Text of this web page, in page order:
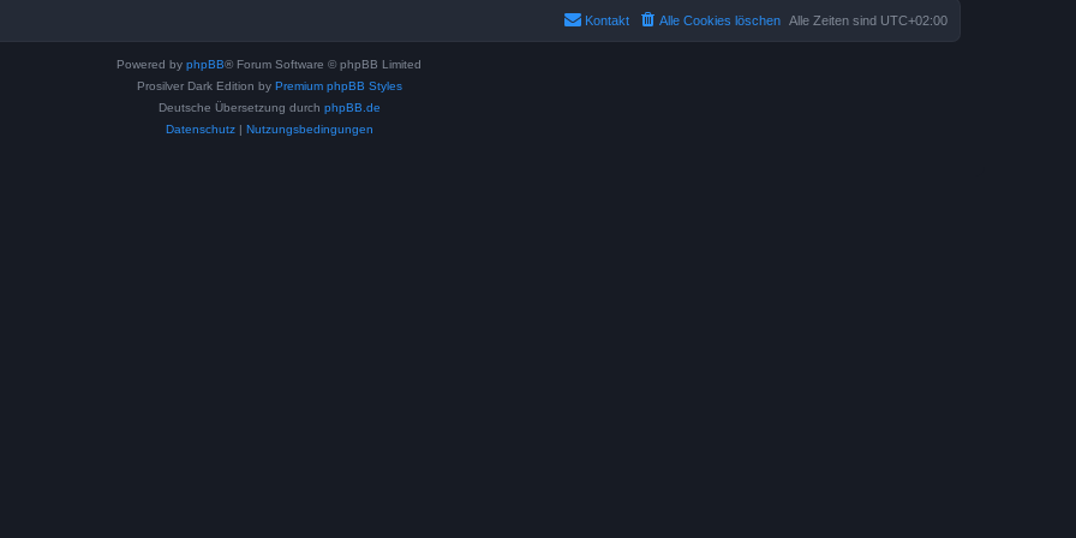
Alle Zeiten sind UTC+02:00
Alle Cookies löschen
Kontakt
Powered by phpBB® Forum Software © phpBB Limited
Prosilver Dark Edition by Premium phpBB Styles
Deutsche Übersetzung durch phpBB.de
Datenschutz| Nutzungsbedingungen